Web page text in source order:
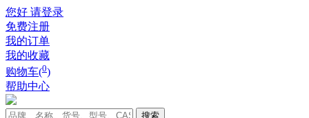
您好 请登录
免费注册
我的订单
我的收藏
购物车(0)
帮助中心
搜索